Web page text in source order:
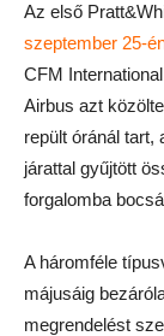
Az első
szeptember 25-
CFM
Airbus azt
repült óránál tart,
járattal gyűjtött
forgalomba
A háromféle
májusáig
megrendelést